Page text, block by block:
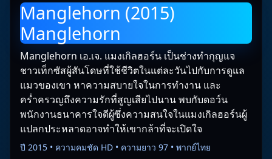
Manglehorn (2015)
Manglehorn
Manglehorn เอ.เจ. แมงเกิลฮอร์น เป็นช่างทำกุญแจ
ชาวเท็กซัสผู้สันโดษที่ใช้ชีวิตในแต่ละวันไปกับการดูแล
แมวของเขา หาความสบายใจในการทำงาน และ
คร่ำครวญถึงความรักที่สูญเสียไปนาน พบกับดอว์น
พนักงานธนาคารใจดีผู้ซึ่งความสนใจในแมงเกิลฮอร์นผู้
แปลกประหลาดอาจทำให้เขากล้าที่จะเปิดใจ
ปี 2015 • ความคมชัด HD • ความยาว 97 • พากย์ไทย